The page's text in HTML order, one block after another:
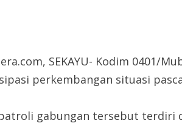
SEKAYU- Kodim 0401/
perkembangan situasi
gabungan tersebut terdiri